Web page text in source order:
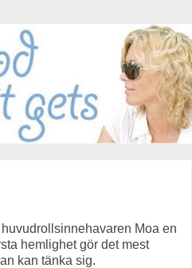
Moa en
hemlighet gör det mest
kan tänka sig.